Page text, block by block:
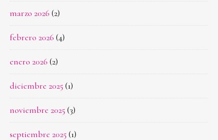
marzo 2026 (2)
febrero 2026 (4)
enero 2026 (2)
diciembre 2025 (1)
noviembre 2025 (3)
septiembre 2025 (1)